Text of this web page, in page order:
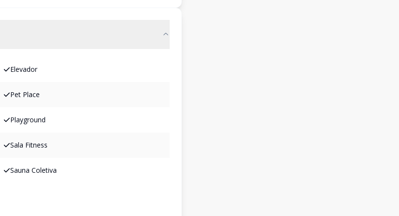
Elevador
Pet Place
Playground
Sala Fitness
Sauna Coletiva